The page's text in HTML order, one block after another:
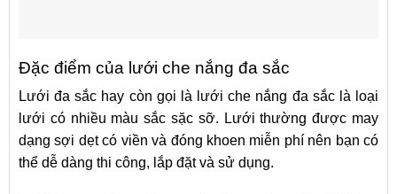
Đặc điểm của lưới che nắng đa sắc
Lưới đa sắc hay còn gọi là lưới che nắng đa sắc là loại
lưới có nhiều màu sắc sặc sỡ. Lưới thường được may
dạng sợi dẹt có viền và đóng khoen miễn phí nên bạn có
thể dễ dàng thi công, lắp đặt và sử dụng.